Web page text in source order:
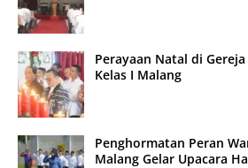
Perayaan Natal di
Kelas I Malang
Penghormatan Peran
Malang Gelar Upacara